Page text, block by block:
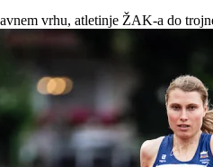
vrhu, atletinje ŽAK-a do